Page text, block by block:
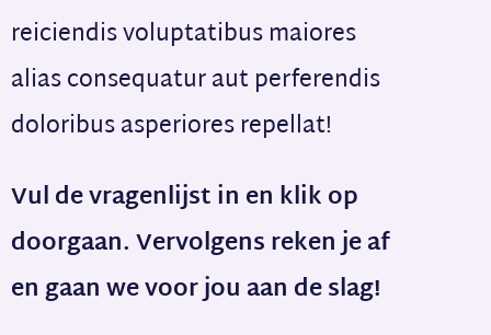
reiciendis voluptatibus maiores
alias consequatur aut perferendis
doloribus asperiores repellat!
Vul de vragenlijst in en klik op
doorgaan. Vervolgens reken je af
en gaan we voor jou aan de slag!